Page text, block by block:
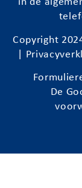
in de
Copyright
De